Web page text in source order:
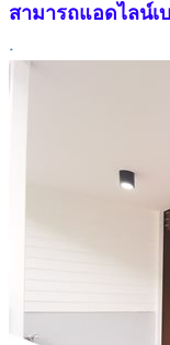
สามารถแอดไลน์เ
.